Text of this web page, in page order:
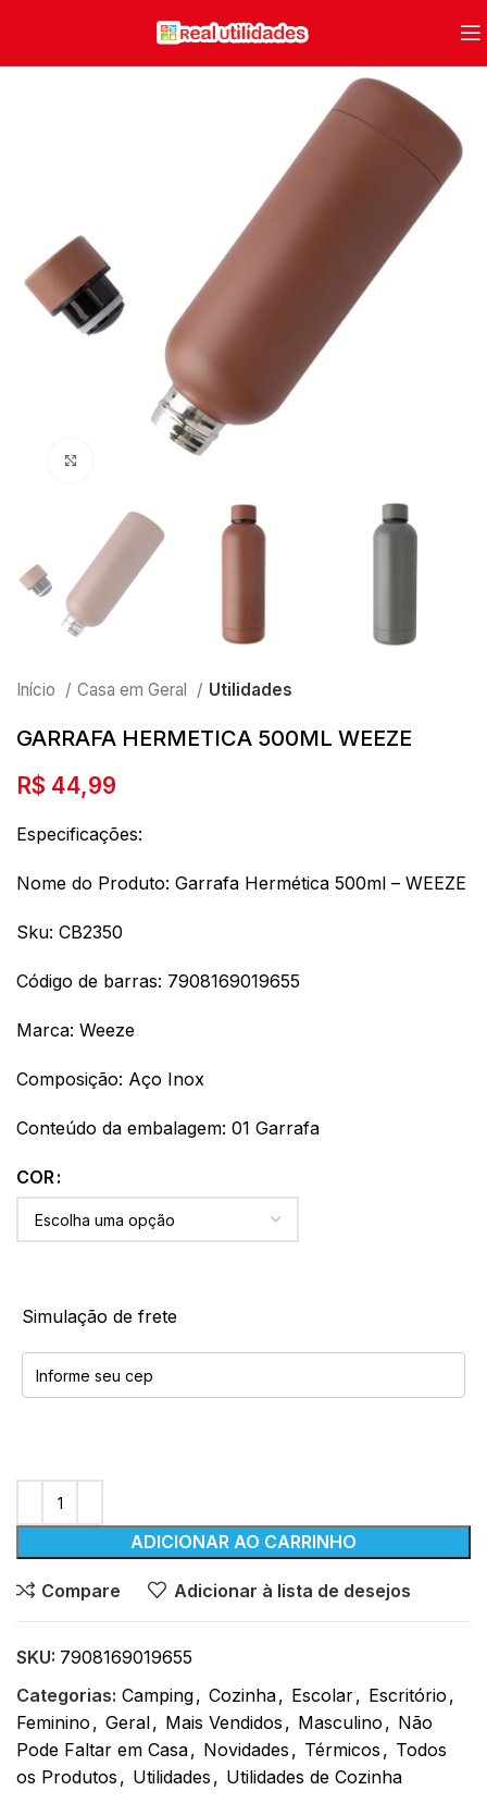
Clique para ampliar
Início Casa em Geral Utilidades
GARRAFA HERMETICA 500ML WEEZE
R$ 44,99
Especificações:
Nome do Produto: Garrafa Hermética 500ml – WEEZE
Sku: CB2350
Código de barras: 7908169019655
Marca: Weeze
Composição: Aço Inox
Conteúdo da embalagem: 01 Garrafa
COR
Simulação de frete
ADICIONAR AO CARRINHO
Compare Adicionar à lista de desejos
SKU: 7908169019655
Categorias: Camping, Cozinha, Escolar, Escritório ,
Feminino , Geral, Mais Vendidos , Masculino , Não
Pode Faltar em Casa, Novidades , Térmicos , Todos
os Produtos , Utilidades , Utilidades de Cozinha